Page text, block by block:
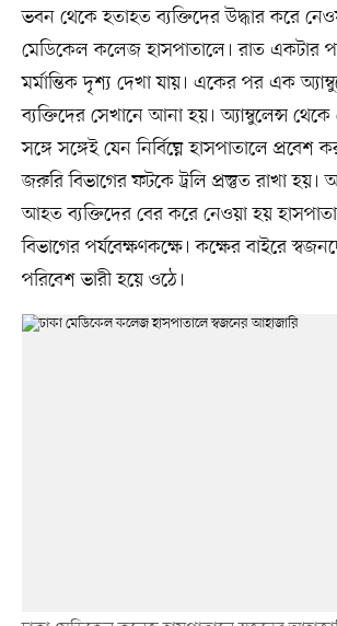
ভবন থেকে হতাহত ব্যক্তিদের উদ্ধার করে
মেডিকেল কলেজ হাসপাতালে। রাত একটার
মর্মান্তিক দৃশ্য দেখা যায়। একের পর এক
ব্যক্তিদের সেখানে আনা হয়। অ্যাম্বুলেন্স
সঙ্গে সঙ্গেই যেন নির্বিঘ্নে হাসপাতালে
জরুরি বিভাগের ফটকে ট্রলি প্রস্তুত রাখা হয়।
আহত ব্যক্তিদের বের করে নেওয়া হয়
বিভাগের পর্যবেক্ষণকক্ষে। কক্ষের বাইরে
পরিবেশ ভারী হয়ে ওঠে।